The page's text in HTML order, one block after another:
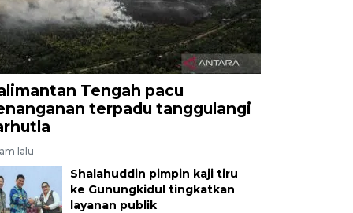
Tengah pacu
terpadu tanggulangi
lalu
Shalahuddin pimpin kaji tiru
ke Gunungkidul tingkatkan
layanan publik